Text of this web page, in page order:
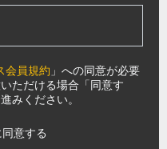
会員規約 」への同意が必要
ただける場合「同意す
みください。
意する